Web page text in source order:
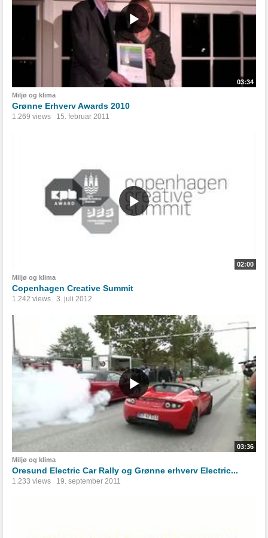
03:34
Miljø og klima
Grønne Erhverv Awards 2010
1.269 views 15. februar 2011
02:00
Miljø og klima
Copenhagen Creative Summit
1.242 views 3. juli 2012
03:36
Miljø og klima
Oresund Electric Car Rally og Grønne erhverv Electric...
1.233 views 19. september 2011